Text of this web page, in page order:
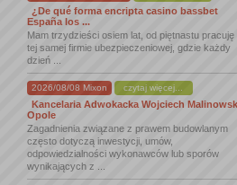
¿De qué forma encripta casino bassbet
España los ...
Mam trzydzieści osiem lat, od piętnastu pracuję
tej samej firmie ubezpieczeniowej, gdzie każdy
dzień ...
2026/08/08 Mixon czytaj więcej...
Kancelaria Adwokacka Wojciech
Opole
Zagadnienia związane z prawem budowlanym
często dotyczą inwestycji, umów,
odpowiedzialności wykonawców lub sporów
wynikających z ...